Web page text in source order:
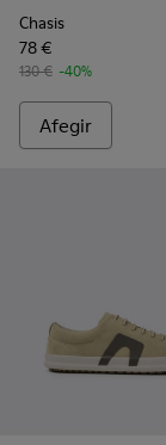
Chasis
78 €
130 € -40%
Afegir